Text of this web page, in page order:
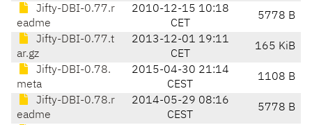
Jifty-DBI-0.77.r
eadme
2010-12-15 10:18
CET
5778 B
Jifty-DBI-0.77.t
ar.gz
2013-12-01 19:11
CET
165 KiB
Jifty-DBI-0.78.
meta
2015-04-30 21:14
CEST
1108 B
Jifty-DBI-0.78.r
eadme
2014-05-29 08:16
CEST
5778 B